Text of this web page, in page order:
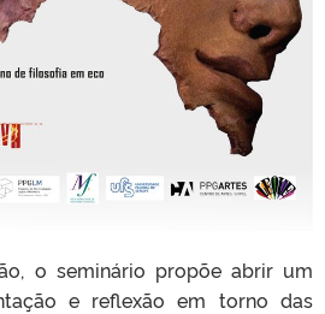
o seminário propõe abrir um
e reflexão em torno das